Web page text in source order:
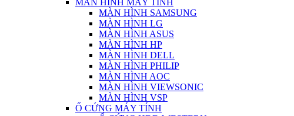
MÀN HÌNH MÁY TÍNH
MÀN HÌNH SAMSUNG
MÀN HÌNH LG
MÀN HÌNH ASUS
MÀN HÌNH HP
MÀN HÌNH DELL
MÀN HÌNH PHILIP
MÀN HÌNH AOC
MÀN HÌNH VIEWSONIC
MÀN HÌNH VSP
Ổ CỨNG MÁY TÍNH